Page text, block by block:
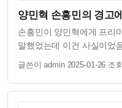
양민혁 손흥민의 경고
손흥민이 양민혁에게 프리
말했었는데 이건 사실이었
테스트를 받았는데 결과가
세계 최고 수준의 리그라
손흥민이 잘 알고 있었던
글쓴이 admin·2025-01-26·조